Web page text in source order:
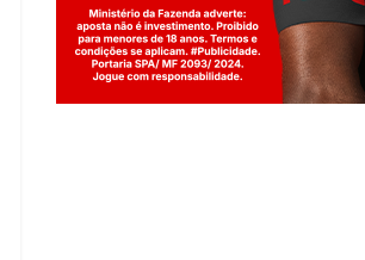
Jogue com responsabilidade. 18+